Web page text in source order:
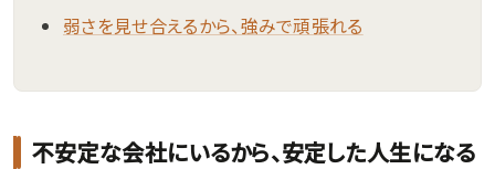
弱さを見せ合えるから、強みで頑張れる
不安定な会社にいるから、安定した人生になる